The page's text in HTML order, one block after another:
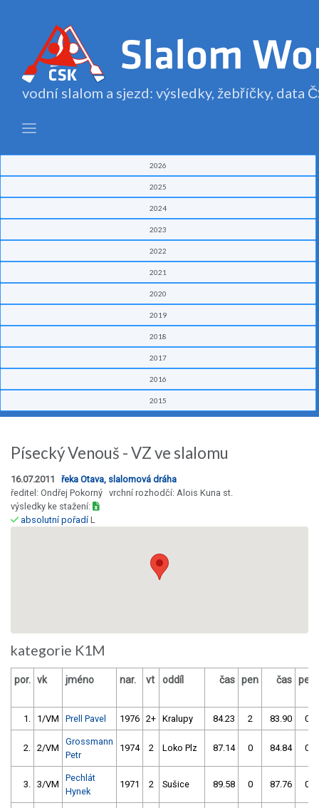
vodní slalom a sjezd: výsledky, žebříčky, data
2026
2025
2024
2023
2022
2021
2020
2019
2018
2017
2016
2015
Písecký Venouš - VZ ve slalomu
16.07.2011 řeka Otava, slalomová dráha
ředitel: Ondřej Pokorný vrchní rozhodčí: Alois Kuna st.
výsledky ke stažení:
absolutní pořadíL
kategorie K1M
por. vk jméno nar. vt oddíl čas pen čas pen
1. 1/VM Prell Pavel 1976 2+ Kralupy 84.23 2 83.90 0
2. 2/VM
Grossmann
Petr
1974 2 Loko Plz 87.14 0 84.84 0
3. 3/VM
Pechlát
Hynek
1971 2 Sušice 89.58 0 87.76 0